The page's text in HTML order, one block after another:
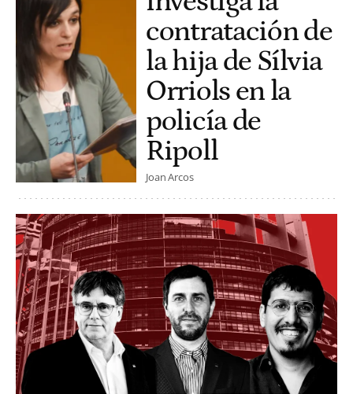
contratación de
la hija de Sílvia
Orriols en la
policía de
Ripoll
Joan Arcos